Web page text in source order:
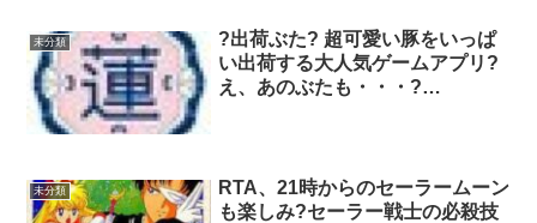
未分類
?出荷ぶた? 超可愛い豚をいっぱ
い出荷する大人気ゲームアプリ?
え、あのぶたも・・・?
未分類
RTA、21時からのセーラームーン
も楽しみ?セーラー戦士の必殺技